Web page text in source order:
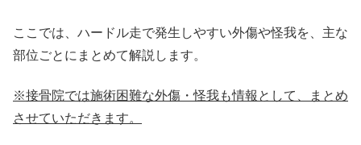
ここでは、ハードル走で発生しやすい外傷や怪我を、主な
部位ごとにまとめて解説します。
※接骨院では施術困難な外傷・怪我も情報として、まとめ
させていただきます。